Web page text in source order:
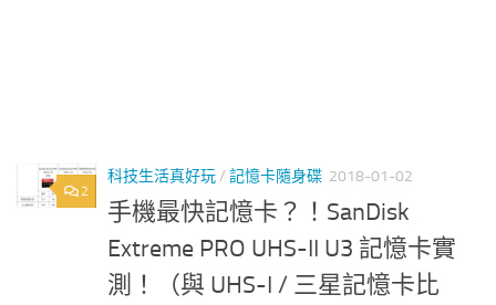
2
科技生活真好玩/ 記憶卡隨身碟 2018-01-02
手機最快記憶卡？！SanDisk
Extreme PRO UHS-II U3 記憶卡實
測！（與 UHS-I / 三星記憶卡比